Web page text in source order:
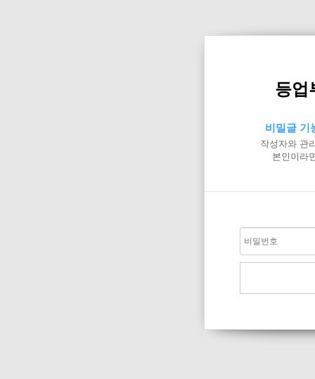
등업
비밀글 기
작성자와 관
본인이라